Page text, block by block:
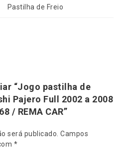
Pastilha de Freio
“Jogo pastilha de
Pajero Full 2002 a 2008
/ REMA CAR”
será publicado. Campos
*